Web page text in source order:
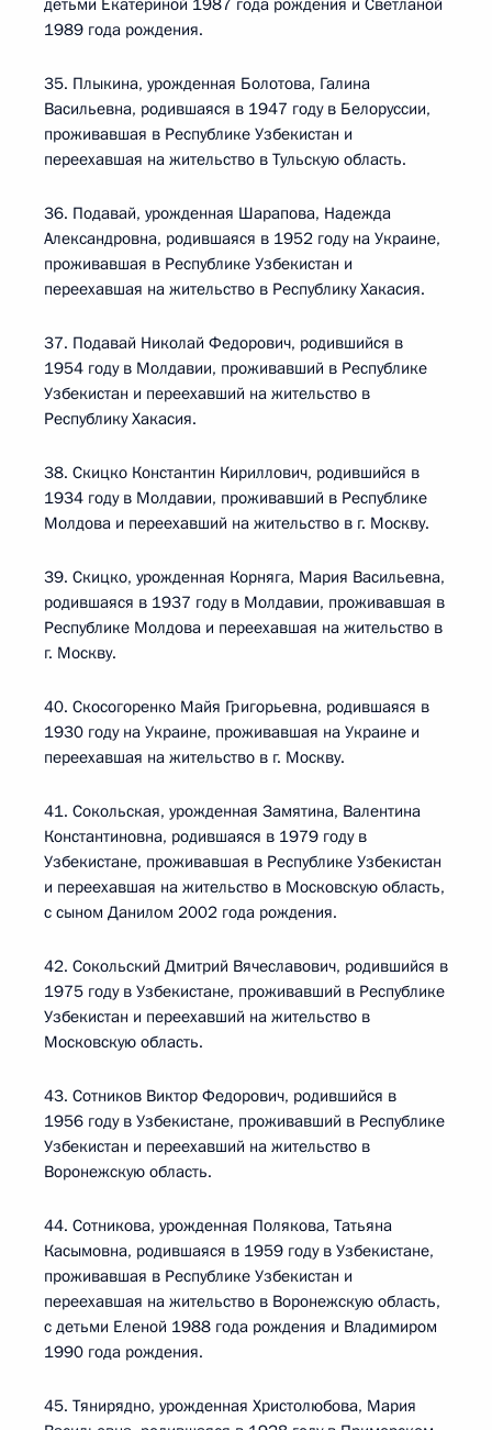
детьми Екатериной 1987 года рождения и Светланой
1989 года рождения.
35. Плыкина, урожденная Болотова, Галина
Васильевна, родившаяся в 1947 году в Белоруссии,
проживавшая в Республике Узбекистан и
переехавшая на жительство в Тульскую область.
36. Подавай, урожденная Шарапова, Надежда
Александровна, родившаяся в 1952 году на Украине,
проживавшая в Республике Узбекистан и
переехавшая на жительство в Республику Хакасия.
37. Подавай Николай Федорович, родившийся в
1954 году в Молдавии, проживавший в Республике
Узбекистан и переехавший на жительство в
Республику Хакасия.
38. Скицко Константин Кириллович, родившийся в
1934 году в Молдавии, проживавший в Республике
Молдова и переехавший на жительство в г. Москву.
39. Скицко, урожденная Корняга, Мария Васильевна,
родившаяся в 1937 году в Молдавии, проживавшая в
Республике Молдова и переехавшая на жительство в
г. Москву.
40. Скосогоренко Майя Григорьевна, родившаяся в
1930 году на Украине, проживавшая на Украине и
переехавшая на жительство в г. Москву.
41. Сокольская, урожденная Замятина, Валентина
Константиновна, родившаяся в 1979 году в
Узбекистане, проживавшая в Республике Узбекистан
и переехавшая на жительство в Московскую область,
с сыном Данилом 2002 года рождения.
42. Сокольский Дмитрий Вячеславович, родившийся в
1975 году в Узбекистане, проживавший в Республике
Узбекистан и переехавший на жительство в
Московскую область.
43. Сотников Виктор Федорович, родившийся в
1956 году в Узбекистане, проживавший в Республике
Узбекистан и переехавший на жительство в
Воронежскую область.
44. Сотникова, урожденная Полякова, Татьяна
Касымовна, родившаяся в 1959 году в Узбекистане,
проживавшая в Республике Узбекистан и
переехавшая на жительство в Воронежскую область,
с детьми Еленой 1988 года рождения и Владимиром
1990 года рождения.
45. Тянирядно, урожденная Христолюбова, Мария